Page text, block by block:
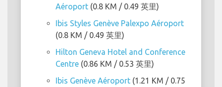
Aéroport (0.8 KM / 0.49 英里)
Ibis Styles Genève Palexpo Aéroport
(0.8 KM / 0.49 英里)
Hilton Geneva Hotel and Conference
Centre (0.86 KM / 0.53 英里)
Ibis Genève Aéroport (1.21 KM / 0.75